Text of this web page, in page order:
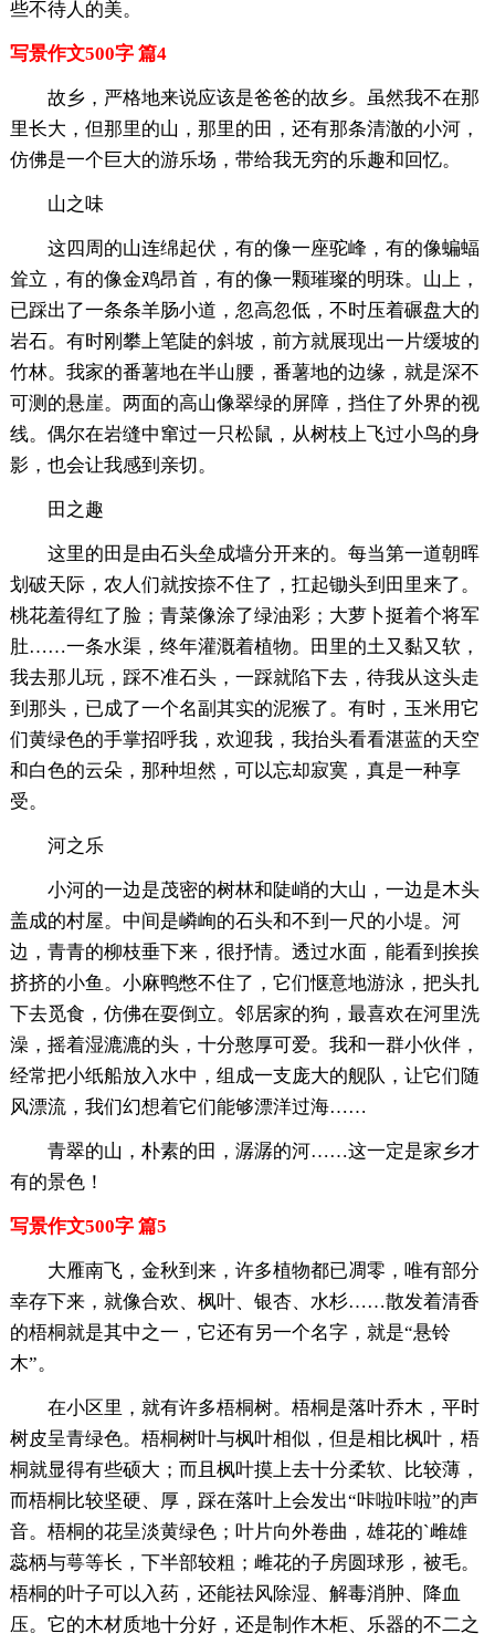
些不待人的美。
写景作文500字 篇4
故乡，严格地来说应该是爸爸的故乡。虽然我不在那
里长大，但那里的山，那里的田，还有那条清澈的小河，
仿佛是一个巨大的游乐场，带给我无穷的乐趣和回忆。
山之味
这四周的山连绵起伏，有的像一座驼峰，有的像蝙蝠
耸立，有的像金鸡昂首，有的像一颗璀璨的明珠。山上，
已踩出了一条条羊肠小道，忽高忽低，不时压着碾盘大的
岩石。有时刚攀上笔陡的斜坡，前方就展现出一片缓坡的
竹林。我家的番薯地在半山腰，番薯地的边缘，就是深不
可测的悬崖。两面的高山像翠绿的屏障，挡住了外界的视
线。偶尔在岩缝中窜过一只松鼠，从树枝上飞过小鸟的身
影，也会让我感到亲切。
田之趣
这里的田是由石头垒成墙分开来的。每当第一道朝晖
划破天际，农人们就按捺不住了，扛起锄头到田里来了。
桃花羞得红了脸；青菜像涂了绿油彩；大萝卜挺着个将军
肚……一条水渠，终年灌溉着植物。田里的土又黏又软，
我去那儿玩，踩不准石头，一踩就陷下去，待我从这头走
到那头，已成了一个名副其实的泥猴了。有时，玉米用它
们黄绿色的手掌招呼我，欢迎我，我抬头看看湛蓝的天空
和白色的云朵，那种坦然，可以忘却寂寞，真是一种享
受。
河之乐
小河的一边是茂密的树林和陡峭的大山，一边是木头
盖成的村屋。中间是嶙峋的石头和不到一尺的小堤。河
边，青青的柳枝垂下来，很抒情。透过水面，能看到挨挨
挤挤的小鱼。小麻鸭憋不住了，它们惬意地游泳，把头扎
下去觅食，仿佛在耍倒立。邻居家的狗，最喜欢在河里洗
澡，摇着湿漉漉的头，十分憨厚可爱。我和一群小伙伴，
经常把小纸船放入水中，组成一支庞大的舰队，让它们随
风漂流，我们幻想着它们能够漂洋过海……
青翠的山，朴素的田，潺潺的河……这一定是家乡才
有的景色！
写景作文500字 篇5
大雁南飞，金秋到来，许多植物都已凋零，唯有部分
幸存下来，就像合欢、枫叶、银杏、水杉……散发着清香
的梧桐就是其中之一，它还有另一个名字，就是“悬铃
木”。
在小区里，就有许多梧桐树。梧桐是落叶乔木，平时
树皮呈青绿色。梧桐树叶与枫叶相似，但是相比枫叶，梧
桐就显得有些硕大；而且枫叶摸上去十分柔软、比较薄，
而梧桐比较坚硬、厚，踩在落叶上会发出“咔啦咔啦”的声
音。梧桐的花呈淡黄绿色；叶片向外卷曲，雄花的`雌雄
蕊柄与萼等长，下半部较粗；雌花的子房圆球形，被毛。
梧桐的叶子可以入药，还能祛风除湿、解毒消肿、降血
压。它的木材质地十分好，还是制作木柜、乐器的不二之